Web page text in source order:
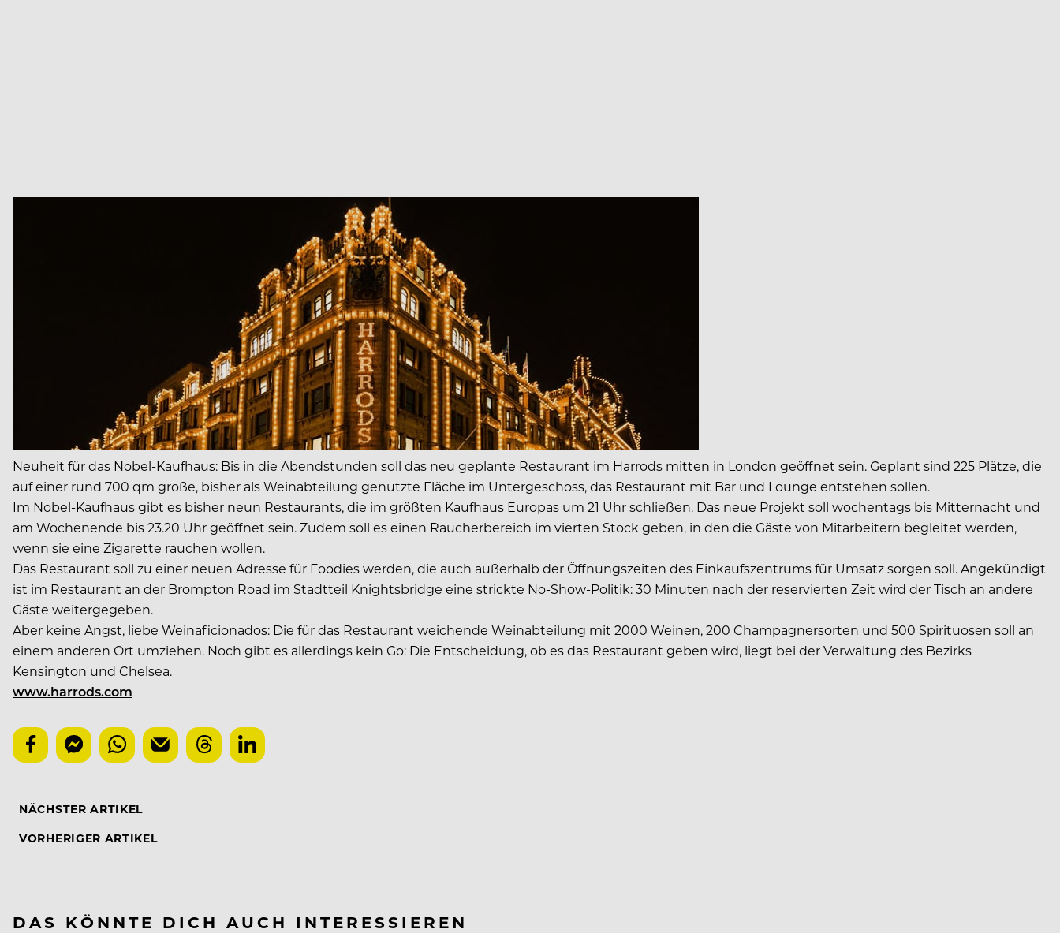
Neuheit für das Nobel-Kaufhaus: Bis in die Abendstunden soll das neu geplante Restaurant im Harrods mitten in London geöffnet sein. Geplant sind 225 Plätze, die
auf einer rund 700 qm große, bisher als Weinabteilung genutzte Fläche im Untergeschoss, das Restaurant mit Bar und Lounge entstehen sollen.
Im Nobel-Kaufhaus gibt es bisher neun Restaurants, die im größten Kaufhaus Europas um 21 Uhr schließen. Das neue Projekt soll wochentags bis Mitternacht und
am Wochenende bis 23.20 Uhr geöffnet sein. Zudem soll es einen Raucherbereich im vierten Stock geben, in den die Gäste von Mitarbeitern begleitet werden,
wenn sie eine Zigarette rauchen wollen.
Das Restaurant soll zu einer neuen Adresse für Foodies werden, die auch außerhalb der Öffnungszeiten des Einkaufszentrums für Umsatz sorgen soll. Angekündigt
ist im Restaurant an der Brompton Road im Stadtteil Knightsbridge eine strickte No-Show-Politik: 30 Minuten nach der reservierten Zeit wird der Tisch an andere
Gäste weitergegeben.
Aber keine Angst, liebe Weinaficionados: Die für das Restaurant weichende Weinabteilung mit 2000 Weinen, 200 Champagnersorten und 500 Spirituosen soll an
einem anderen Ort umziehen. Noch gibt es allerdings kein Go: Die Entscheidung, ob es das Restaurant geben wird, liegt bei der Verwaltung des Bezirks
Kensington und Chelsea.
www.harrods.com
NÄCHSTER ARTIKEL
VORHERIGER ARTIKEL
DAS KÖNNTE DICH AUCH INTERESSIEREN